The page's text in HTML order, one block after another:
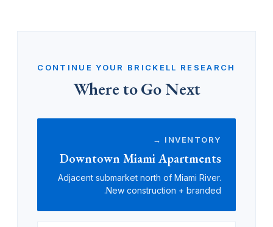
CONTINUE YOUR BRICKELL RESEARCH
Where to Go Next
INVENTORY →
Downtown Miami Apartments
Adjacent submarket north of Miami River.
New construction + branded.